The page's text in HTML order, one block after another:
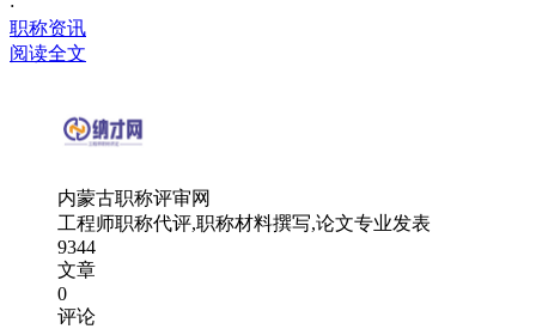
·
职称资讯
阅读全文
内蒙古职称评审网
工程师职称代评,职称材料撰写,论文专业发表
9344
文章
0
评论